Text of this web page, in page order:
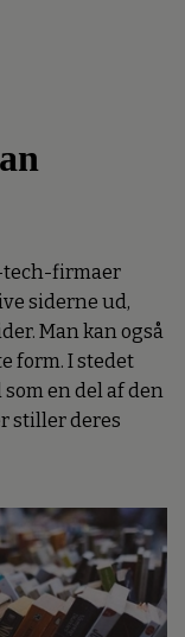
tech-firmaer
siderne ud,
Man kan også
form. I stedet
en del af den
stiller deres